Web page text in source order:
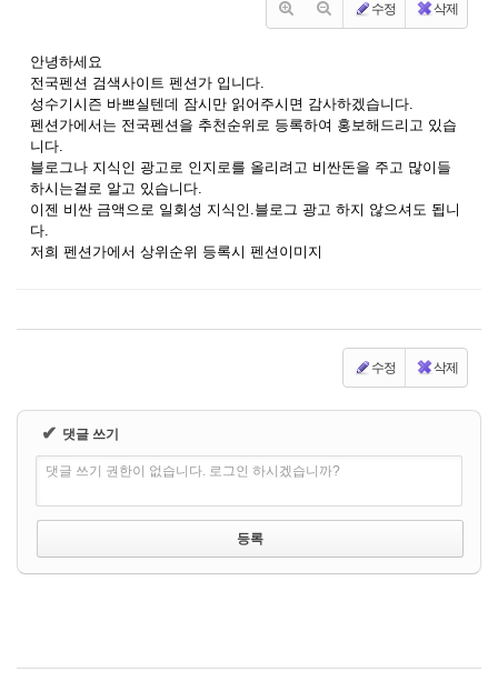
수정 삭제
안녕하세요
전국펜션 검색사이트 펜션가 입니다.
성수기시즌 바쁘실텐데 잠시만 읽어주시면 감사하겠습니다.
펜션가에서는 전국펜션을 추천순위로 등록하여 홍보해드리고 있습
니다.
블로그나 지식인 광고로 인지로를 올리려고 비싼돈을 주고 많이들
하시는걸로 알고 있습니다.
이젠 비싼 금액으로 일회성 지식인.블로그 광고 하지 않으셔도 됩니
다.
저희 펜션가에서 상위순위 등록시 펜션이미지
수정 삭제
✔ 댓글 쓰기
댓글 쓰기 권한이 없습니다. 로그인 하시겠습니까?